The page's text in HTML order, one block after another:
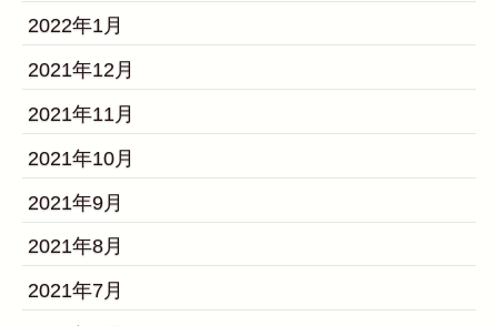
2022年1月
2021年12月
2021年11月
2021年10月
2021年9月
2021年8月
2021年7月